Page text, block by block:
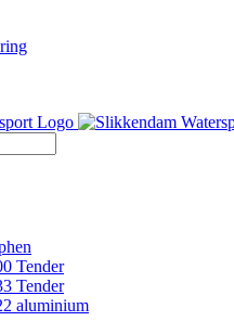
Tender
Tender
aluminium